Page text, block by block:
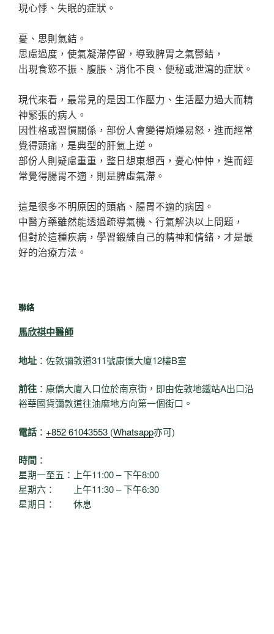
現心悸、失眠的症狀。
憂、思則氣結。
思慮過度，使氣凝滯停留，導致脾胃之氣鬱結，
出現食慾不振、腹脹、消化不良、便秘或泄瀉的症狀。
現代來看，最常見的是因工作壓力、生活壓力過大而精
神緊張的病人。
因性格或習慣關係，部份人會變得煩燥易怒，進而經常
覺得頭痛，是典型的肝氣上逆。
部份人則疑慮重重，整日想東想西，憂心忡忡，進而經
常覺得腸胃不適，則是脾虛氣滯。
這是很多不明原因的頭痛、腸胃不適的病因。
中醫方藥雖然能透過疏導氣機、行氣解決以上問題，
但對於這種疾病，學習鍛練自己的精神和情緒，才是最
好的治療方法。
聯絡
馬欣祺中醫師
地址 ：佐敦彌敦道311號康僑大廈12樓B室
前往 ：康僑大廈入口位於南京街，即由佐敦地鐵站A出口沿
裕華國貨彌敦道往油麻地方向第一個街口。
電話 ： +852 61043553 (Whatsapp亦可)
時間 ：
星期一至五：上午11:00 – 下午8:00
星期六： 上午11:30 – 下午6:30
星期日： 休息